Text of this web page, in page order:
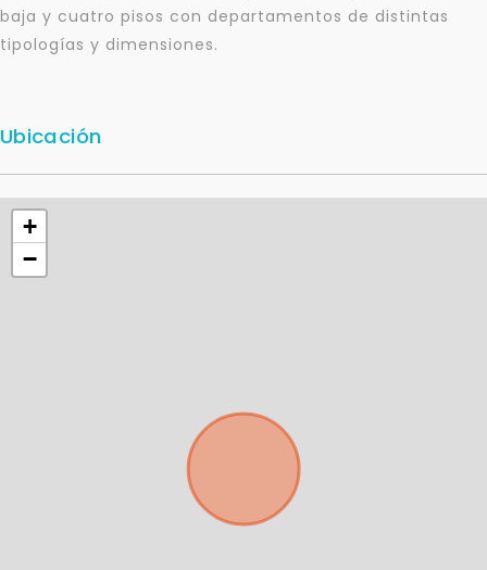
baja y cuatro pisos con departamentos de distintas
tipologías y dimensiones.
Ubicación
+
−
Déjanos tus datos para identificar tu consulta en el
sistema de gestión de clientes.